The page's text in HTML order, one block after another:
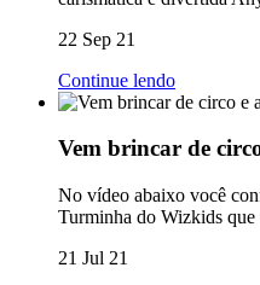
22 Sep 21
Continue lendo
Vem brincar de
No vídeo abaixo você
Turminha do Wizkids
21 Jul 21